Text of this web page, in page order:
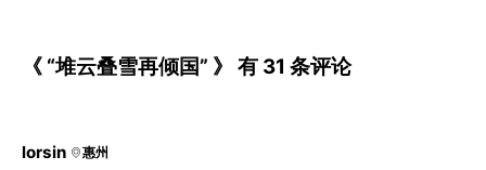
《 “堆云叠雪再倾国” 》 有 31 条评论
lorsin 惠州